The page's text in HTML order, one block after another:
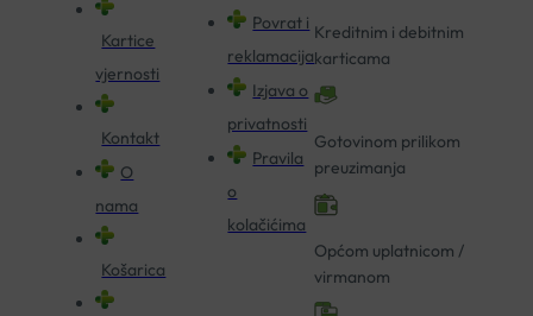
Kartice
vjernosti
Kontakt
O
nama
Košarica
Povrat i
reklamacija
Izjava o
privatnosti
Pravila
o
kolačićima
Kreditnim i debitnim
karticama
Gotovinom prilikom
preuzimanja
Općom uplatnicom /
virmanom